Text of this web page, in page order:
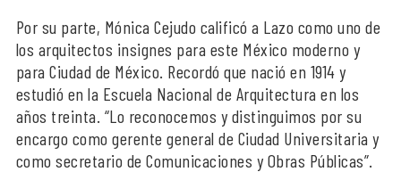
Por su parte, Mónica Cejudo calificó a Lazo como uno de
los arquitectos insignes para este México moderno y
para Ciudad de México. Recordó que nació en 1914 y
estudió en la Escuela Nacional de Arquitectura en los
años treinta. “Lo reconocemos y distinguimos por su
encargo como gerente general de Ciudad Universitaria y
como secretario de Comunicaciones y Obras Públicas”.